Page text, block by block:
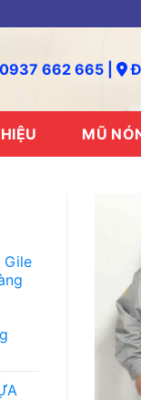
0937 662 665 |
MŨ
Gile